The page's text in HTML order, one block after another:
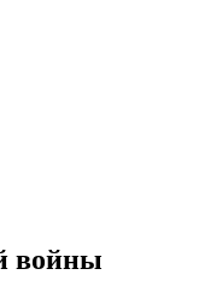
войны